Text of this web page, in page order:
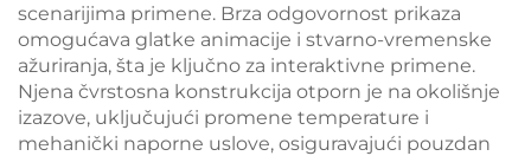
scenarijima primene. Brza odgovornost prikaza
omogućava glatke animacije i stvarno-vremenske
ažuriranja, šta je ključno za interaktivne primene.
Njena čvrstosna konstrukcija otporn je na okolišnje
izazove, uključujući promene temperature i
mehanički naporne uslove, osiguravajući pouzdan